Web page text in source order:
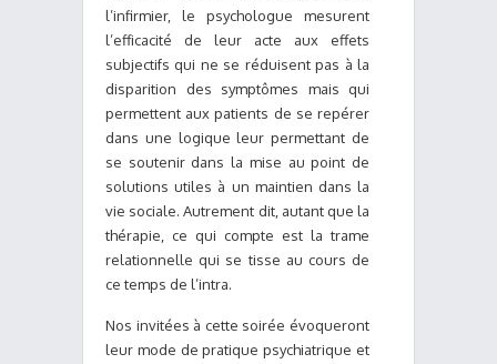
l’infirmier, le psychologue mesurent
l’efficacité de leur acte aux effets
subjectifs qui ne se réduisent pas à la
disparition des symptômes mais qui
permettent aux patients de se repérer
dans une logique leur permettant de
se soutenir dans la mise au point de
solutions utiles à un maintien dans la
vie sociale. Autrement dit, autant que la
thérapie, ce qui compte est la trame
relationnelle qui se tisse au cours de
ce temps de l’intra.
Nos invitées à cette soirée évoqueront
leur mode de pratique psychiatrique et